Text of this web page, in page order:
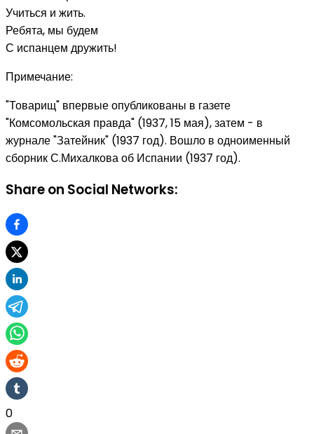
Учиться и жить.
Ребята, мы будем
С испанцем дружить!
Примечание:
"Товарищ" впервые опубликованы в газете
"Комсомольская правда" (1937, 15 мая), затем - в
журнале "Затейник" (1937 год). Вошло в одноименный
сборник С.Михалкова об Испании (1937 год).
Share on Social Networks:
0